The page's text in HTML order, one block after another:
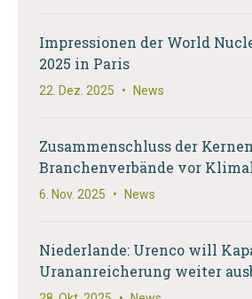
Impressionen der World
2025 in Paris
22. Dez. 2025 • News
Zusammenschluss der
Branchenverbände vor
6. Nov. 2025 • News
Niederlande: Urenco will
Urananreicherung weiter